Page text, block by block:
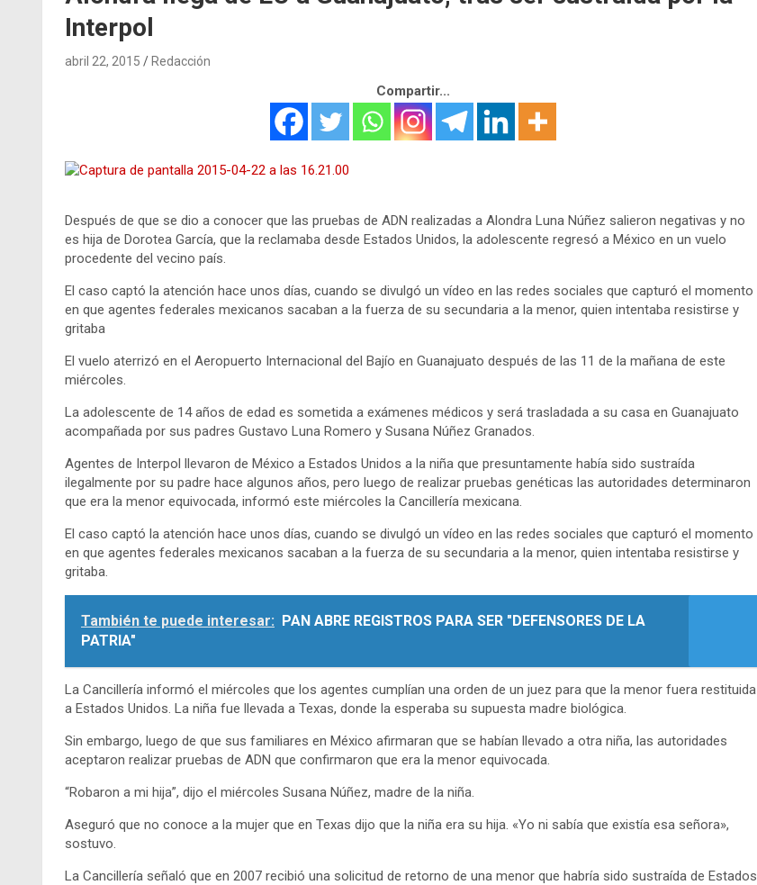
Interpol
abril 22, 2015 Redacción
Compartir...
Después de que se dio a conocer que las pruebas de ADN realizadas a Alondra Luna Núñez salieron negativas y no
es hija de Dorotea García, que la reclamaba desde Estados Unidos, la adolescente regresó a México en un vuelo
procedente del vecino país.
El caso captó la atención hace unos días, cuando se divulgó un vídeo en las redes sociales que capturó el momento
en que agentes federales mexicanos sacaban a la fuerza de su secundaria a la menor, quien intentaba resistirse y
gritaba
El vuelo aterrizó en el Aeropuerto Internacional del Bajío en Guanajuato después de las 11 de la mañana de este
miércoles.
La adolescente de 14 años de edad es sometida a exámenes médicos y será trasladada a su casa en Guanajuato
acompañada por sus padres Gustavo Luna Romero y Susana Núñez Granados.
Agentes de Interpol llevaron de México a Estados Unidos a la niña que presuntamente había sido sustraída
ilegalmente por su padre hace algunos años, pero luego de realizar pruebas genéticas las autoridades determinaron
que era la menor equivocada, informó este miércoles la Cancillería mexicana.
El caso captó la atención hace unos días, cuando se divulgó un vídeo en las redes sociales que capturó el momento
en que agentes federales mexicanos sacaban a la fuerza de su secundaria a la menor, quien intentaba resistirse y
gritaba.
También te puede interesar: PAN ABRE REGISTROS PARA SER "DEFENSORES DE LA
PATRIA"
La Cancillería informó el miércoles que los agentes cumplían una orden de un juez para que la menor fuera restituida
a Estados Unidos. La niña fue llevada a Texas, donde la esperaba su supuesta madre biológica.
Sin embargo, luego de que sus familiares en México afirmaran que se habían llevado a otra niña, las autoridades
aceptaron realizar pruebas de ADN que confirmaron que era la menor equivocada.
“Robaron a mi hija”, dijo el miércoles Susana Núñez, madre de la niña.
Aseguró que no conoce a la mujer que en Texas dijo que la niña era su hija. «Yo ni sabía que existía esa señora»,
sostuvo.
La Cancillería señaló que en 2007 recibió una solicitud de retorno de una menor que habría sido sustraída de Estados